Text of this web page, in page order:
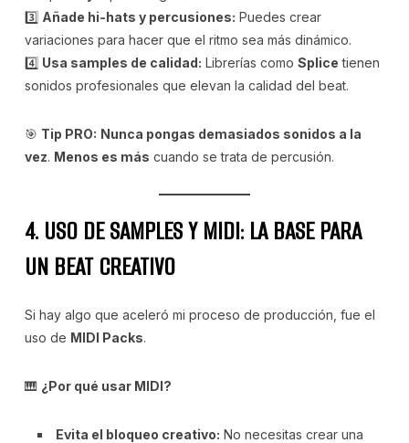
3️⃣ Añade hi-hats y percusiones: Puedes crear
variaciones para hacer que el ritmo sea más dinámico.
4️⃣ Usa samples de calidad: Librerías como Splice tienen
sonidos profesionales que elevan la calidad del beat.
🎯 Tip PRO: Nunca pongas demasiados sonidos a la
vez. Menos es más cuando se trata de percusión.
4. USO DE SAMPLES Y MIDI: LA BASE PARA
UN BEAT CREATIVO
Si hay algo que aceleró mi proceso de producción, fue el
uso de MIDI Packs.
🎹 ¿Por qué usar MIDI?
Evita el bloqueo creativo: No necesitas crear una